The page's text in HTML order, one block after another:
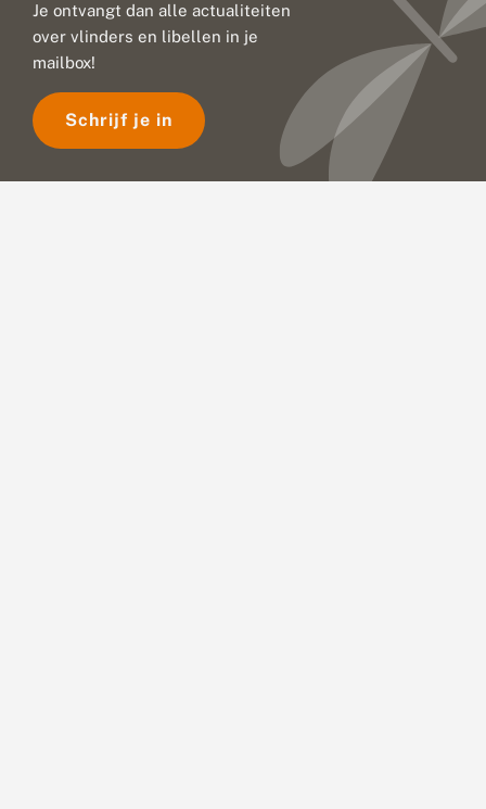
Je ontvangt dan alle actualiteiten
over vlinders en libellen in je
mailbox!
Schrijf je in